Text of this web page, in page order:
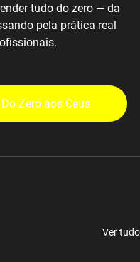
tudo do zero — da
pela prática real
Zero aos Céus
Ver tudo